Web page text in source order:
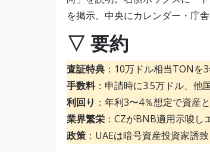
▽ 要約
査証特典 ：10万ドル相当TONを
手数料：申請時に3.5万ドル、他
利回り ：年利3〜4％想定で資産
業界繁栄 ：CZがBNB適用示唆し
政策 ：UAEは暗号資産投資家誘